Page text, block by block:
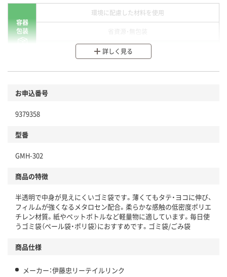
容器
包装
環境に配慮した材料を使用
分別・リサイクルしやすい設計
本体
仕組
この商品の環境配慮ポイントです。下記商品詳細「
アスクル商品環境スコア詳細／加点項目
」で確認できます。
詳しく見る
お申込番号
9379358
型番
GMH-302
商品の特徴
半透明で中身が見えにくいゴミ袋です。薄くてもタテ・ヨコに伸び、
フィルムが強くなるメタロセン配合。柔らかな感触の低密度ポリエ
チレン材質。紙やペットボトルなど軽量物に適しています。毎日使
うゴミ袋（ペール袋・ポリ袋）におすすめです。ゴミ袋/ごみ袋
商品仕様
メーカー：伊藤忠リーテイルリンク